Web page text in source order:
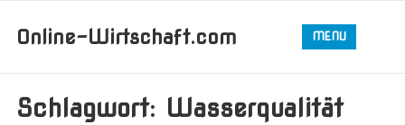
Online-Wirtschaft.com MENU
Schlagwort: Wasserqualität